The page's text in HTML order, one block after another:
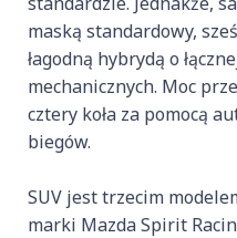
maską standardowy,
łagodną hybrydą o
mechanicznych. Moc
cztery koła za pomocą
biegów.
SUV jest trzecim
marki Mazda Spirit